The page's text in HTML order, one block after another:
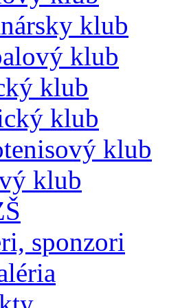
klub
klub
klub
klub
klub
klub
sponzori